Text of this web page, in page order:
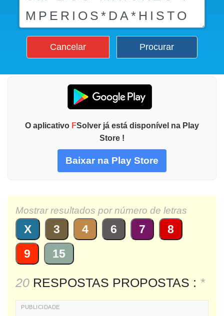
Cancelar Procurar
O aplicativo FSolver já está disponível na Play
Store !
Baixar na Play Store
Mostrar resultados por número de letras
X 3 4 6 7
8
9
15
20 RESPOSTAS PROPOSTAS : *